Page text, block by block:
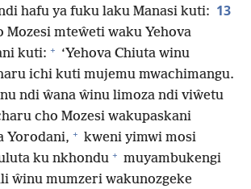
hafu ya fuku laku Manasi kuti: 13
Mozesi mteŵeti waku Yehova
kuti: + ‘Yehova Chiuta winu
ichi kuti mujemu mwachimangu.
ndi ŵana ŵinu limoza ndi viŵetu
cho Mozesi wakupaskani
Yorodani, + kweni yimwi mosi
ku nkhondu + muyambukengi
ŵinu mumzeri wakunozgeke